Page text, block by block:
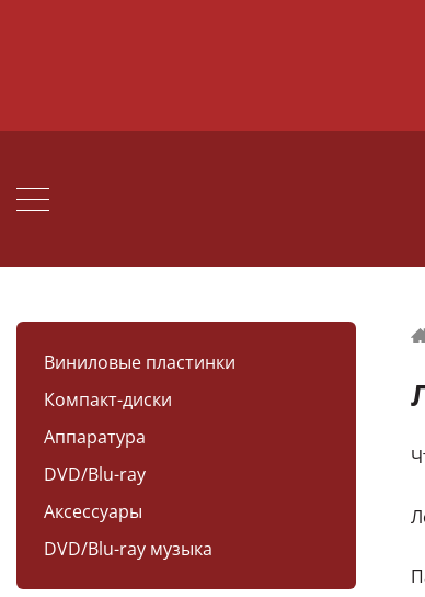
Виниловые пластинки
Компакт-диски
Аппаратура
DVD/Blu-ray
Аксессуары
DVD/Blu-ray музыка